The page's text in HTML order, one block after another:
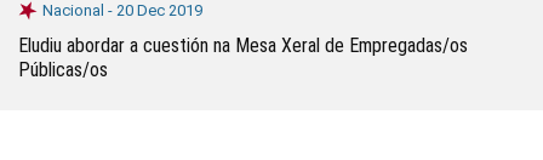
Nacional - 20 Dec 2019
Eludiu abordar a cuestión na Mesa Xeral de Empregadas/os
Públicas/os